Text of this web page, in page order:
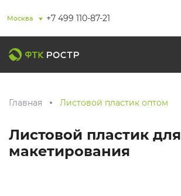
Москва +7 499 110-87-21
Главная Листовой пластик оптом
Листовой пластик для
макетирования